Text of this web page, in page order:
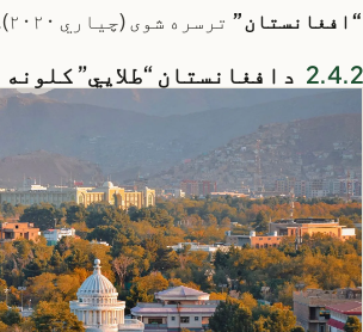
“افغانستان” ترسره شوی (چیاري ۲۰۲۰).
د افغانستان “طلايي” کلونه